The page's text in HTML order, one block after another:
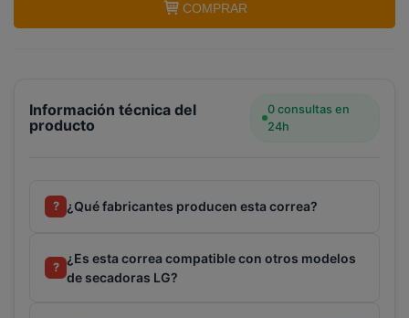
COMPRAR
Información técnica del
producto
0 consultas en
24h
? ¿Qué fabricantes producen esta correa?
?
¿Es esta correa compatible con otros modelos
de secadoras LG?
Terminal de consulta○ Motor activo -Correa